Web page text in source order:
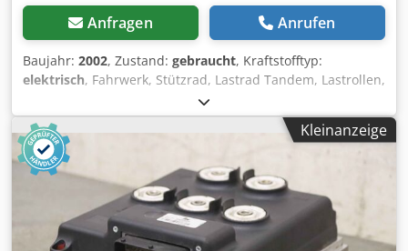
Anfragen Anrufen
Baujahr: 2002, Zustand: gebraucht, Kraftstofftyp:
elektrisch, Fahrwerk, Stützrad, Lastrad Tandem, Lastrollen,
Lenkrolle, Stützrolle, Bockrolle, Schwenkrad, Stützradbock -
Hersteller: Powerthane / Jungheinrich, Stützrad aus
Elektro-Hubwagen ECE 20 -Radgröße: 180 x 65 mm -Anzahl:
1x Stützrolle vorhanden Csdpei Dpzdefx Ak Eeha -Preis:
pro Stück -Abmessungen: 235/160/H240 mm -Gewicht: 13,1
Kleinanzeige